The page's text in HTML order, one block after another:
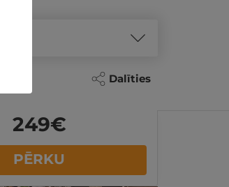
Dalīties
249€
PĒRKU